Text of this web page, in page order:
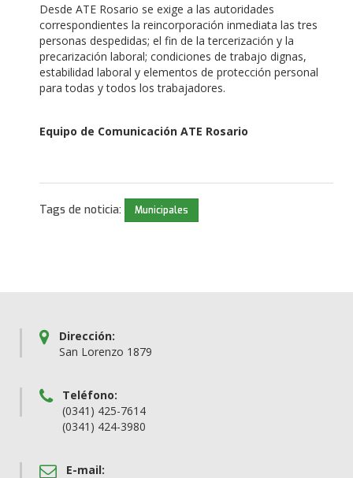
Desde ATE Rosario se exige a las autoridades
correspondientes la reincorporación inmediata las tres
personas despedidas; el fin de la tercerización y la
precarización laboral; condiciones de trabajo dignas,
estabilidad laboral y elementos de protección personal
para todas y todos los trabajadores.
Equipo de Comunicación ATE Rosario
Tags de noticia: Municipales
Dirección:
San Lorenzo 1879
Teléfono:
(0341) 425-7614
(0341) 424-3980
E-mail: